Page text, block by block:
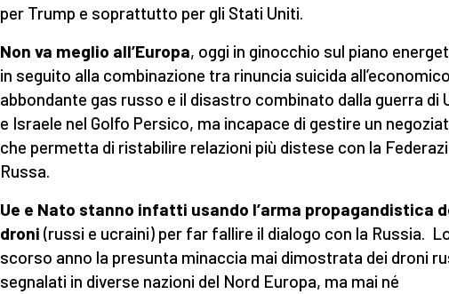
per Trump e soprattutto per gli Stati Uniti.
Non va meglio all’Europa, oggi in ginocchio sul piano
in seguito alla combinazione tra rinuncia suicida
abbondante gas russo e il disastro combinato dalla guerra di
e Israele nel Golfo Persico, ma incapace di gestire un
che permetta di ristabilire relazioni più distese con la
Russa.
Ue e Nato stanno infatti usando l’arma propagandistica
droni (russi e ucraini) per far fallire il dialogo con la Russia.
scorso anno la presunta minaccia mai dimostrata dei droni
segnalati in diverse nazioni del Nord Europa, ma mai né